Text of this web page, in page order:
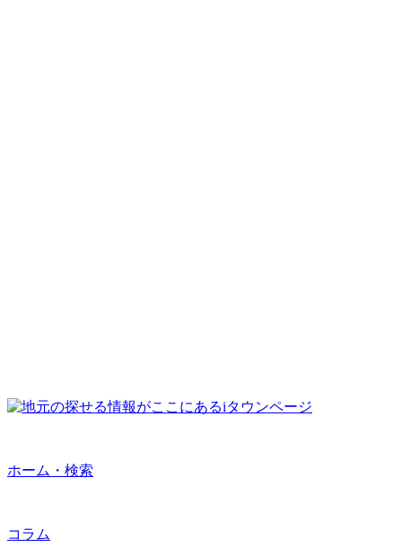
ホーム・検索
コラム